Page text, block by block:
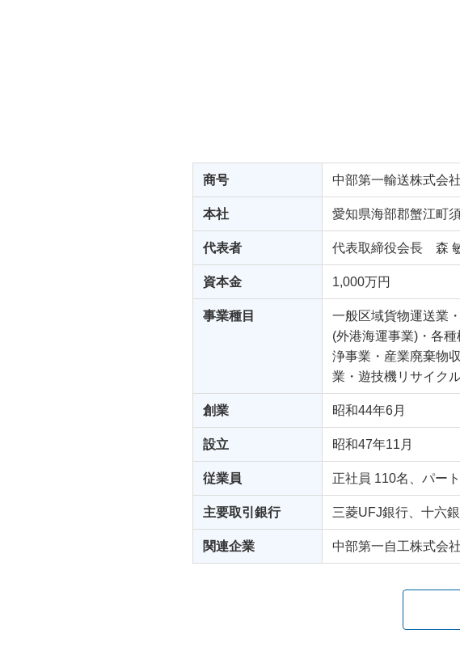
商号 中部第一輸送株式会社
本社 愛知県海部郡蟹江町
代表者 代表取締役会長 森
資本金 1,000万円
事業種目
一般区域貨物運送業
(外港海運事業)・各
浄事業・産業廃棄物
業・遊技機リサイク
創業 昭和44年6月
設立 昭和47年11月
従業員 正社員 110名、パー
主要取引銀行 三菱UFJ銀行、十六
関連企業 中部第一自工株式会